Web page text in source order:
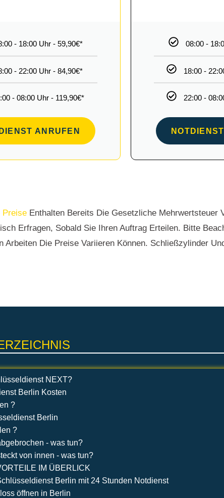
- 18:00 Uhr - 59,90€*
- 22:00 Uhr - 84,90€*
- 08:00 Uhr - 119,90€*
ANRUFEN
08:00 -
18:00 -
22:00 -
Preise Enthalten Bereits Die Gesetzliche Mehrwertsteuer
Erfragen, Sobald Sie Ihren Auftrag Erteilen. Bitte
Arbeiten Die Preise Variieren Können. Schließzylinder
NEXT?
Berlin Kosten
?
Berlin
?
- was tun?
von innen - was tun?
IM ÜBERLICK
Berlin mit 24 Stunden Notdienst
öffnen in Berlin